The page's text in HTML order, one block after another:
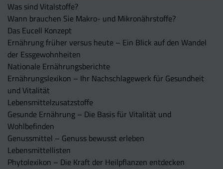
Was sind Vitalstoffe?
Wann brauchen Sie Makro- und Mikronährstoffe?
Das Eucell Konzept
Ernährung früher versus heute – Ein Blick auf den Wandel
der Essgewohnheiten
Nationale Ernährungsberichte
Ernährungslexikon – Ihr Nachschlagewerk für Gesundheit
und Vitalität
Lebensmittelzusatzstoffe
Gesunde Ernährung – Die Basis für Vitalität und
Wohlbefinden
Genussmittel – Genuss bewusst erleben
Lebensmittellisten
Phytolexikon – Die Kraft der Heilpflanzen entdecken